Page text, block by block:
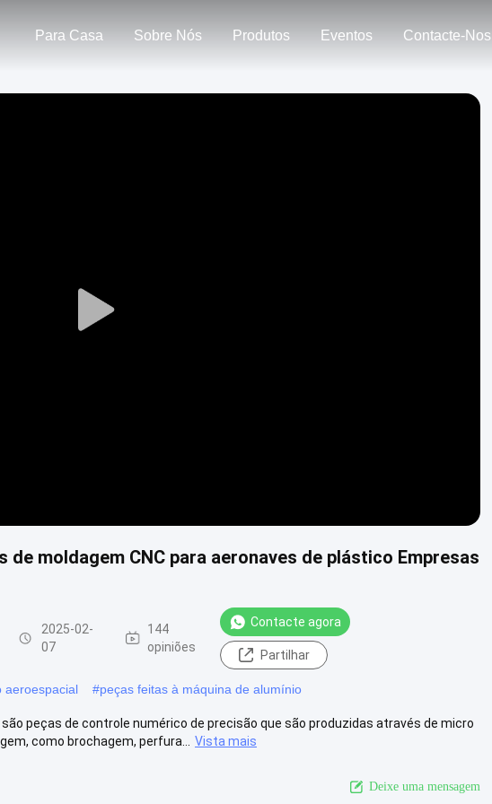
Para Casa Sobre Nós Produtos Eventos Contacte-Nos
Play
de moldagem CNC para aeronaves de plástico Empresas
2025-02-
07
144
opiniões
Contacte agora
Partilhar
aeroespacial #peças feitas à máquina de alumínio
peças de controle numérico de precisão que são produzidas através de micro
como brochagem, perfura...
Vista mais
Deixe uma mensagem